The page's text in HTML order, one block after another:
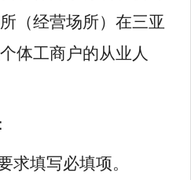
（经营场所）在三亚
体工商户的从业人
求填写必填项。